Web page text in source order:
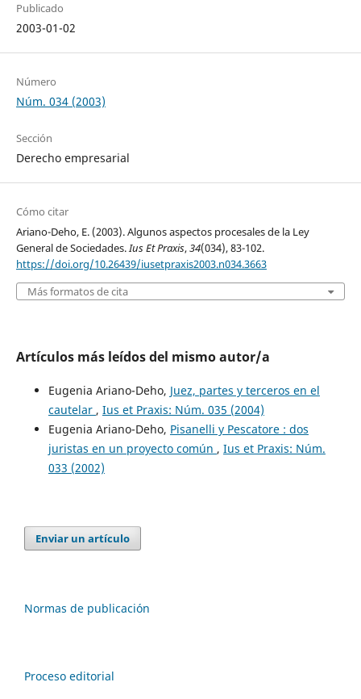
Publicado
2003-01-02
Número
Núm. 034 (2003)
Sección
Derecho empresarial
Cómo citar
Ariano-Deho, E. (2003). Algunos aspectos procesales de la Ley
General de Sociedades.Ius Et Praxis,34(034), 83-102.
https://doi.org/10.26439/iusetpraxis2003.n034.3663
Más formatos de cita
Artículos más leídos del mismo autor/a
Eugenia Ariano-Deho, Juez, partes y terceros en el
cautelar , Ius et Praxis: Núm. 035 (2004)
Eugenia Ariano-Deho, Pisanelli y Pescatore : dos
juristas en un proyecto común , Ius et Praxis: Núm.
033 (2002)
Enviar un artículo
Normas de publicación
Proceso editorial